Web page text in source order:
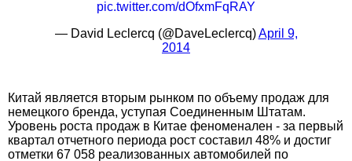
pic.twitter.com/dOfxmFqRAY
— David Leclercq (@DaveLeclercq)April 9,
2014
Китай является вторым рынком по объему продаж для
немецкого бренда, уступая Соединенным Штатам.
Уровень роста продаж в Китае феноменален - за первый
квартал отчетного периода рост составил 48% и достиг
отметки 67 058 реализованных автомобилей по